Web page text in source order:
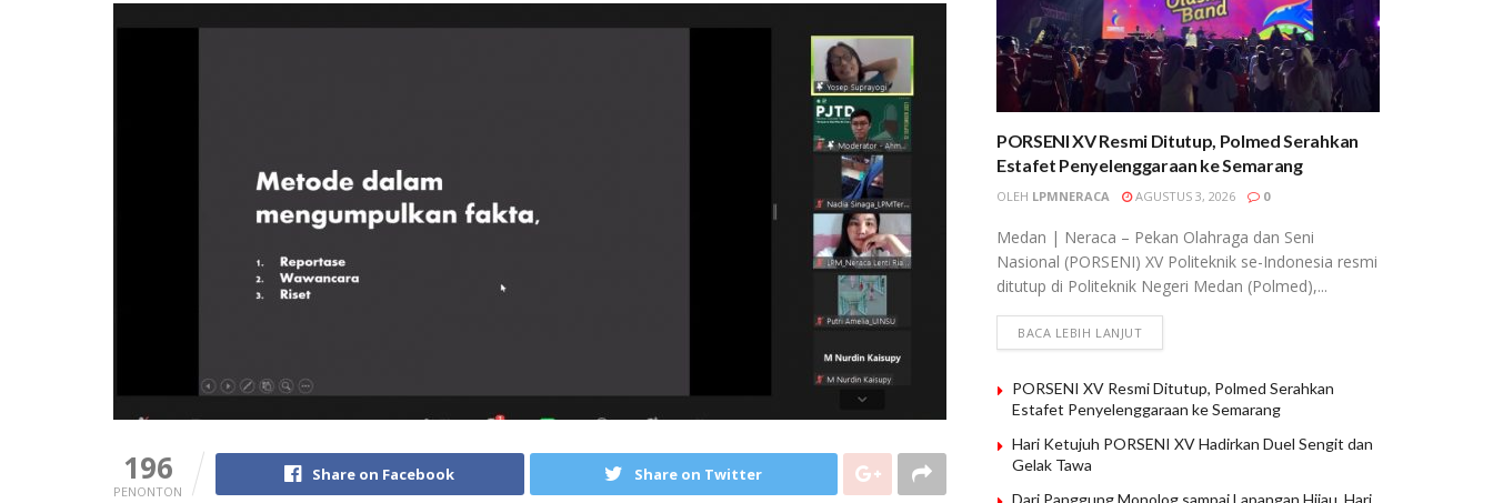
196
PENONTON
Share on Facebook Share on Twitter
PORSENI XV Resmi Ditutup, Polmed Serahkan
Estafet Penyelenggaraan ke Semarang
OLEH LPMNERACA AGUSTUS 3, 2026 0
Medan | Neraca – Pekan Olahraga dan Seni
Nasional (PORSENI) XV Politeknik se-Indonesia resmi
ditutup di Politeknik Negeri Medan (Polmed),...
BACA LEBIH LANJUT
PORSENI XV Resmi Ditutup, Polmed Serahkan
Estafet Penyelenggaraan ke Semarang
Hari Ketujuh PORSENI XV Hadirkan Duel Sengit dan
Gelak Tawa
Dari Panggung Monolog sampai Lapangan Hijau, Hari